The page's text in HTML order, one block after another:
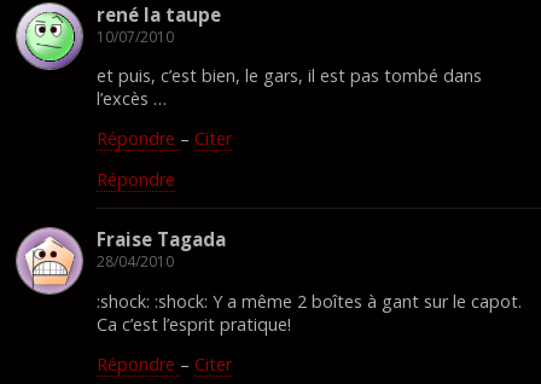
rené la taupe
10/07/2010
et puis, c’est bien, le gars, il est pas tombé dans
l’excès …
Répondre – Citer
Répondre
Fraise Tagada
28/04/2010
:shock: :shock: Y a même 2 boîtes à gant sur le capot.
Ca c’est l’esprit pratique!
Répondre – Citer